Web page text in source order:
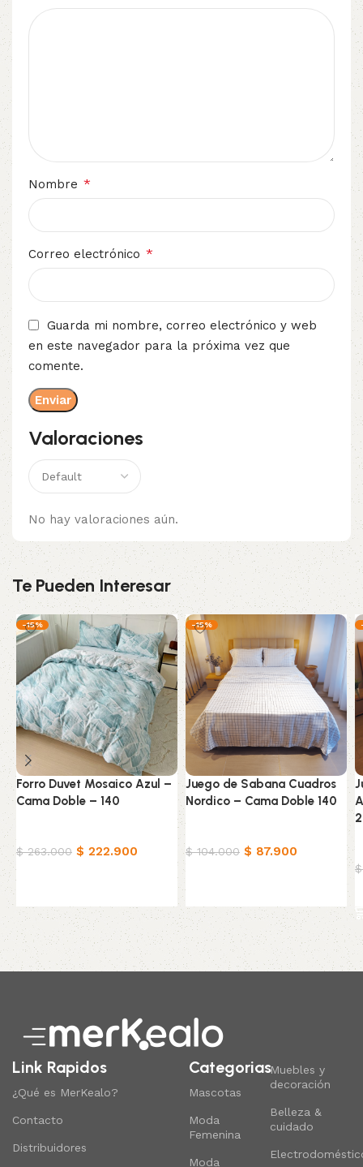
Valoraciones
No hay valoraciones aún.
Nombre *
Correo electrónico *
Guarda mi nombre, correo electrónico y web
en este navegador para la próxima vez que
comente.
Te Pueden Interesar
-15%
Forro Duvet Mosaico Azul –
Cama Doble – 140
$263.000 $ 222.900
-15%
Juego de Sabana Cuadros
Nordico – Cama Doble 140
$104.000 $ 87.900
$
Read More
Link Rapidos
¿Qué es MerKealo?
Contacto
Distribuidores
Categorias
Mascotas
Moda
Femenina
Moda
Muebles y
decoración
Belleza &
cuidado